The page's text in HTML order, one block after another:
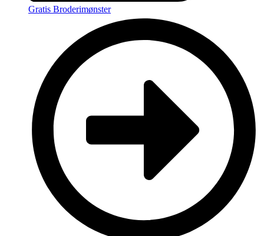
Gratis Broderimønster